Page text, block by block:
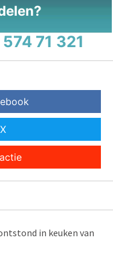
71 321
in keuken van